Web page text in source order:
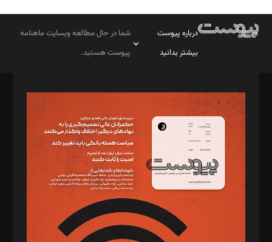
درباره پیوست
بیشتر بدانید
شما در حال مطالعه وبسایت ماهنامه
پیوست هستید.
مدیر مسئول: محمدباقر اثنی‌عشری
سردبیر: مهرک محمودی
دبیر تحریریه: میثم قاسمی
د‌بیر ناداستان: سمانه سمیع
د‌بیر خدمت و تجارت: ابوالفضل رجبی
د‌بیر حقوق فناوری: حسام‌الدین ایپکچی
د‌بیر پیوست جهان: مینا پاکدل
د‌بیر تحریریه آنلاین: بابک نقاش
تحریریه‌: مجتبی محمود‌ی، آرش برهمند، یسنا امان‌پور، سروش کرمیان،